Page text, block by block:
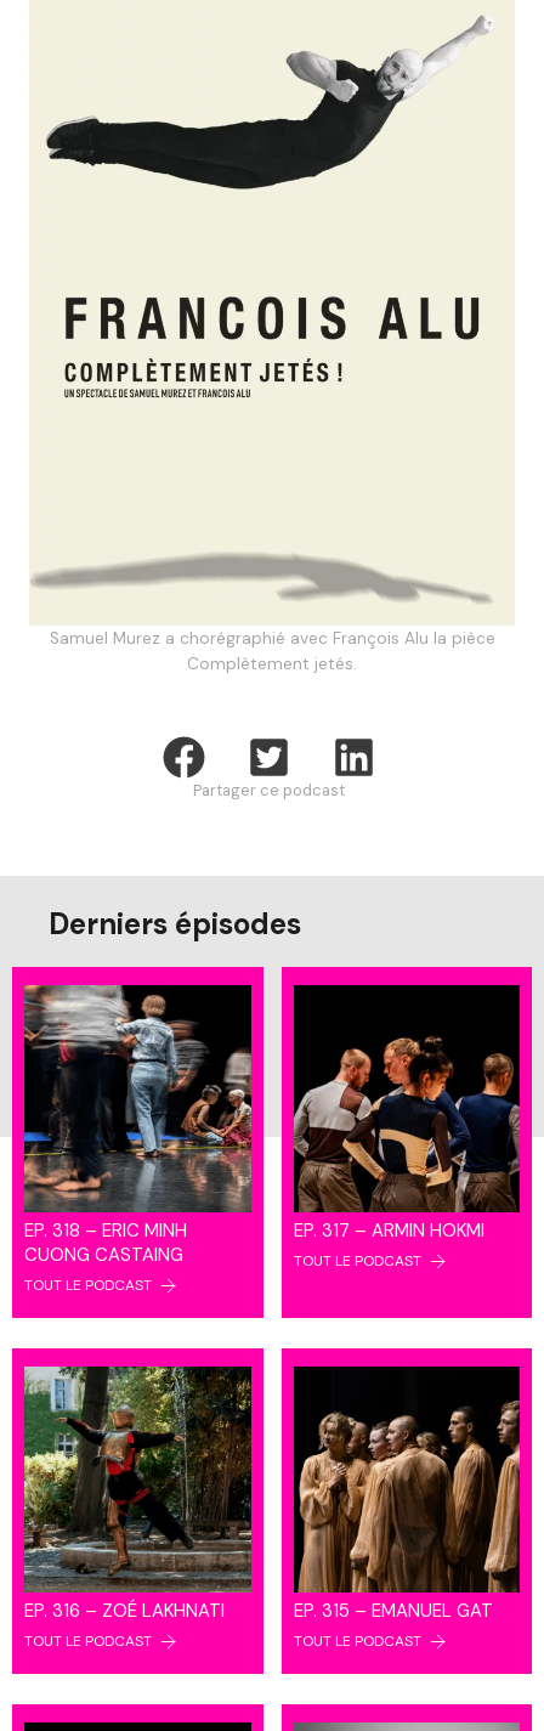
Samuel Murez a chorégraphié avec François Alu la pièce
Complètement jetés.
Partager ce podcast
Derniers épisodes
EP. 318 – ERIC MINH
CUONG CASTAING
TOUT LE PODCAST
EP. 317 – ARMIN HOKMI
TOUT LE PODCAST
EP. 316 – ZOÉ LAKHNATI
TOUT LE PODCAST
EP. 315 – EMANUEL GAT
TOUT LE PODCAST